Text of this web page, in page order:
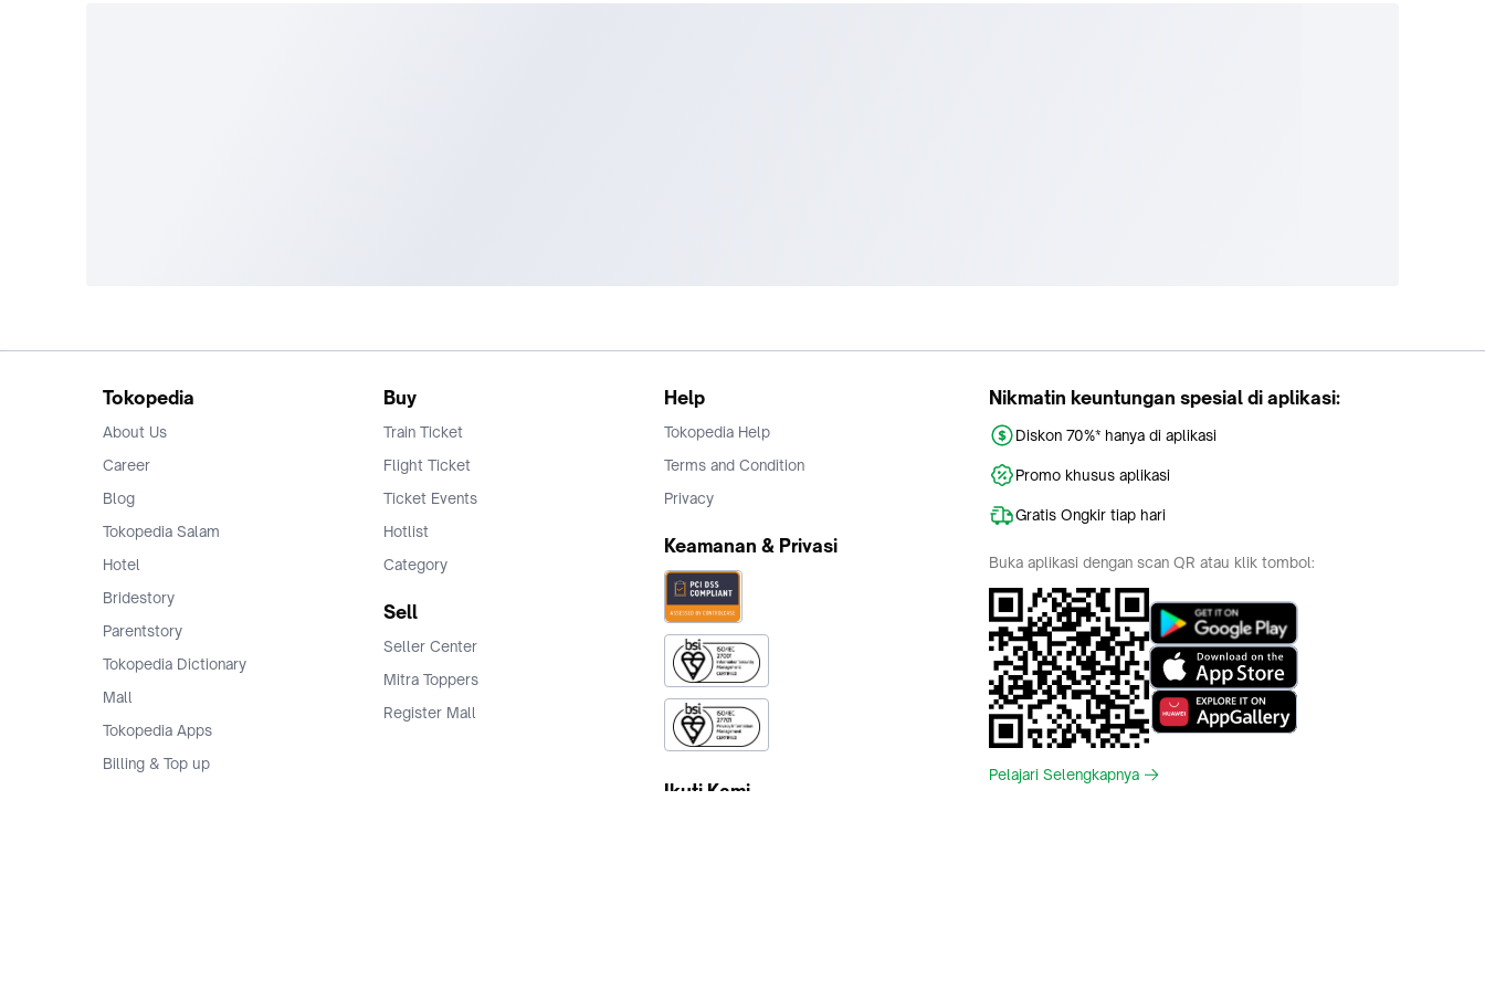
Tokopedia
About Us
Career
Blog
Tokopedia Salam
Hotel
Bridestory
Parentstory
Tokopedia Dictionary
Mall
Tokopedia Apps
Billing & Top up
Buy
Train Ticket
Flight Ticket
Ticket Events
Hotlist
Category
Sell
Seller Center
Mitra Toppers
Register Mall
Help
Tokopedia Help
Terms and Condition
Privacy
Keamanan & Privasi
Ikuti Kami
Nikmatin keuntungan spesial di aplikasi:
Diskon 70%* hanya di aplikasi
Promo khusus aplikasi
Gratis Ongkir tiap hari
Buka aplikasi dengan scan QR atau klik tombol:
Pelajari Selengkapnya